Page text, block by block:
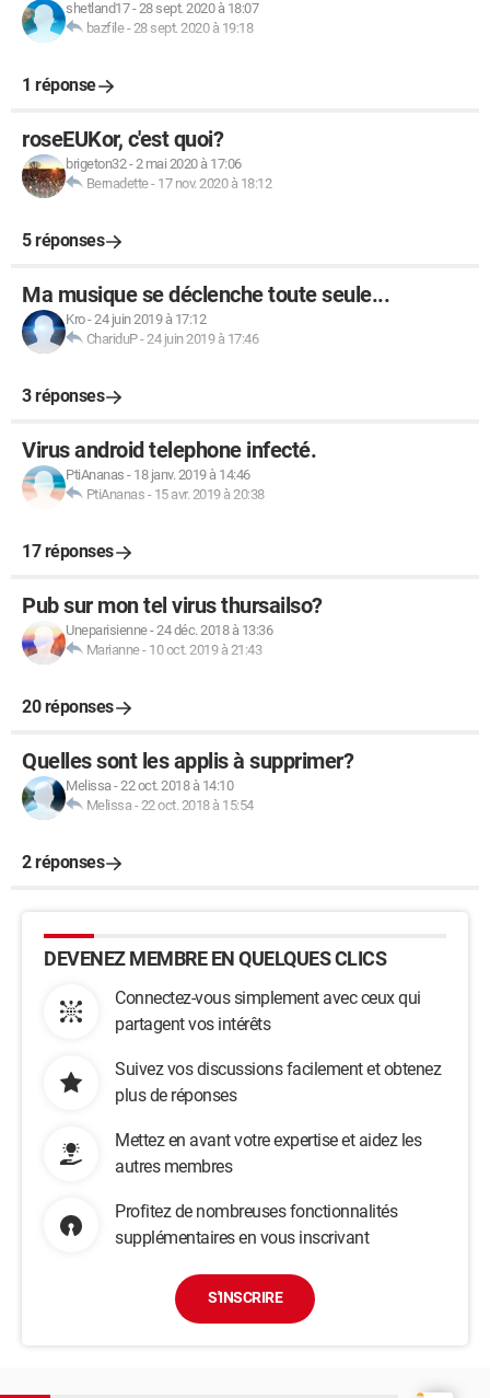
shetland17-28 sept. 2020 à 18:07
bazfile-28 sept. 2020 à 19:18
1 réponse
roseEUKor, c'est quoi?
brigeton32-2 mai 2020 à 17:06
Bernadette- 17 nov. 2020 à 18:12
5 réponses
Ma musique se déclenche toute seule...
Kro-24 juin 2019 à 17:12
ChariduP-24 juin 2019 à 17:46
3 réponses
Virus android telephone infecté.
PtiAnanas - 18 janv. 2019 à 14:46
PtiAnanas - 15 avr. 2019 à 20:38
17 réponses
Pub sur mon tel virus thursailso?
Uneparisienne-24 déc. 2018 à 13:36
Marianne- 10 oct. 2019 à 21:43
20 réponses
Quelles sont les applis à supprimer?
Melissa-22 oct. 2018 à 14:10
Melissa -22 oct. 2018 à 15:54
2 réponses
DEVENEZ MEMBRE EN QUELQUES CLICS
Connectez-vous simplement avec ceux qui
partagent vos intérêts
Suivez vos discussions facilement et obtenez
plus de réponses
Mettez en avant votre expertise et aidez les
autres membres
Profitez de nombreuses fonctionnalités
supplémentaires en vous inscrivant
S'INSCRIRE